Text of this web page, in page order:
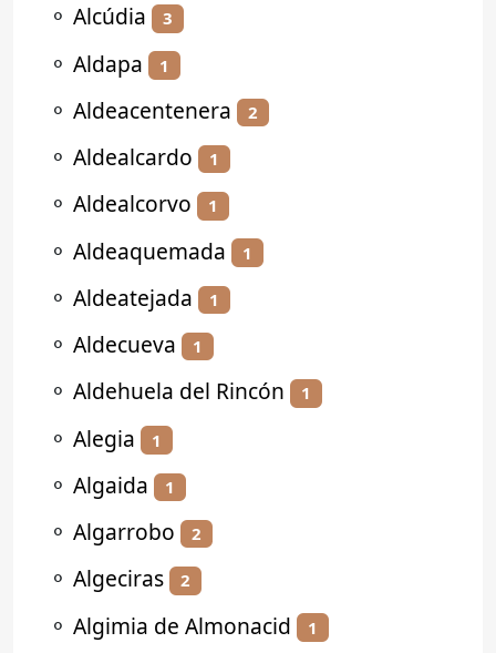
⚬ Alcúdia 3
⚬ Aldapa 1
⚬ Aldeacentenera 2
⚬ Aldealcardo 1
⚬ Aldealcorvo 1
⚬ Aldeaquemada 1
⚬ Aldeatejada 1
⚬ Aldecueva 1
⚬ Aldehuela del Rincón 1
⚬ Alegia 1
⚬ Algaida 1
⚬ Algarrobo 2
⚬ Algeciras 2
⚬ Algimia de Almonacid 1